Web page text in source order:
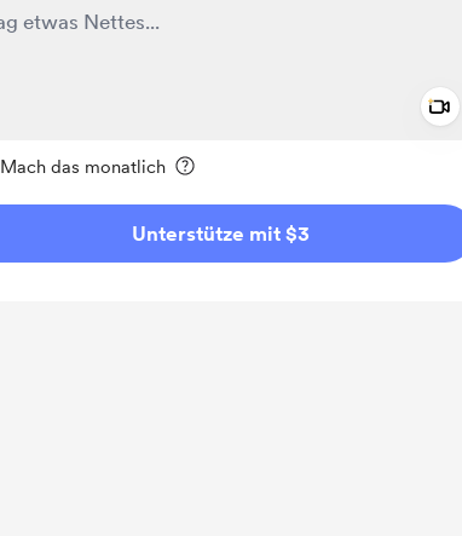
Mach das monatlich
Unterstütze mit $3